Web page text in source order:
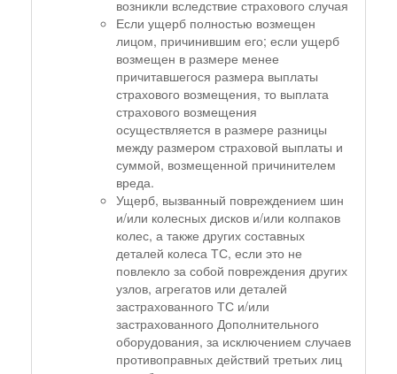
возникли вследствие страхового случая
Если ущерб полностью возмещен
лицом, причинившим его; если ущерб
возмещен в размере менее
причитавшегося размера выплаты
страхового возмещения, то выплата
страхового возмещения
осуществляется в размере разницы
между размером страховой выплаты и
суммой, возмещенной причинителем
вреда.
Ущерб, вызванный повреждением шин
и/или колесных дисков и/или колпаков
колес, а также других составных
деталей колеса ТС, если это не
повлекло за собой повреждения других
узлов, агрегатов или деталей
застрахованного ТС и/или
застрахованного Дополнительного
оборудования, за исключением случаев
противоправных действий третьих лиц